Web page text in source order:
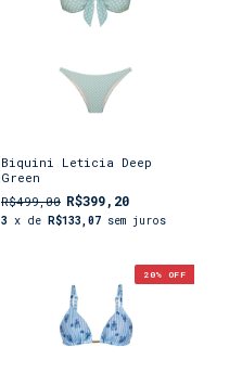
Biquini Leticia Deep
Green
R$499,00 R$399,20
3 x de R$133,07 sem juros
20% OFF